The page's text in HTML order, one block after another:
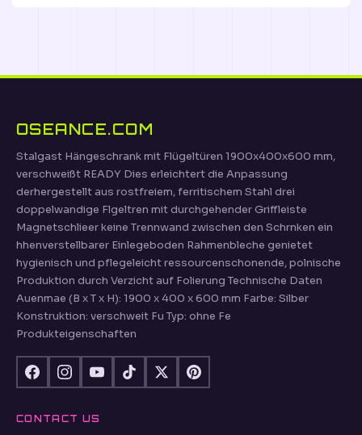
OSEANCE.COM
Stalgast Hängeschrank mit Flügeltüren 1900x400x600 mm,
verschweißt READY Dies erleichtert die Anpassung
derhergestellt aus rostfreiem, ferritischem Stahl drei
doppelwandige Flgeltren mit durchgehender Griffleiste
Magnetschlieer keine Trennwand zwischen den Schrnken ein
hhenverstellbarer Einlegeboden Rahmenbleche genietet
hygienisch und pflegeleicht ressourcenschonende, polnische
Produktion durch Verzicht auf Folierung Technische Daten
Auenmae (B x T x H): 1900 x 400 x 600 mm Farbe: Silber
Konstruktion: verschweit Fu Typ: ohne Fe
Produkteigenschaften
CONTACT US